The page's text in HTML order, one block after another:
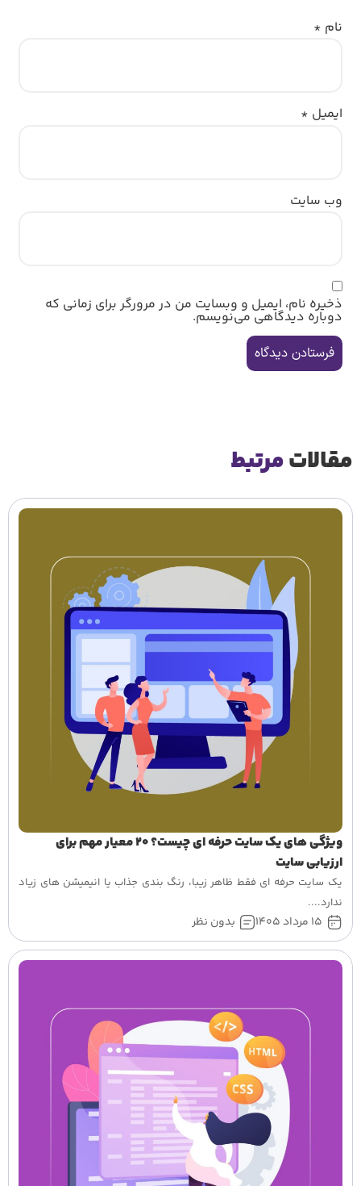
نام*
ایمیل*
وب‌ سایت
ذخیره نام، ایمیل و وبسایت من در مرورگر برای زمانی که
دوباره دیدگاهی می‌نویسم.
مرتبط
ویژگی های یک سایت حرفه ای چیست؟ 20 معیار مهم برای
ارزیابی سایت
یک سایت حرفه ای فقط ظاهر زیبا، رنگ بندی جذاب یا انیمیشن های زیاد
ندارد....
15 مرداد 1405 بدون نظر